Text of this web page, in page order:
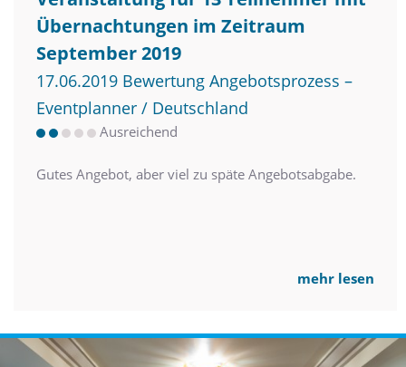
Übernachtungen im Zeitraum
September 2019
17.06.2019 Bewertung Angebotsprozess –
Eventplanner / Deutschland
Ausreichend
Gutes Angebot, aber viel zu späte Angebotsabgabe.
mehr lesen